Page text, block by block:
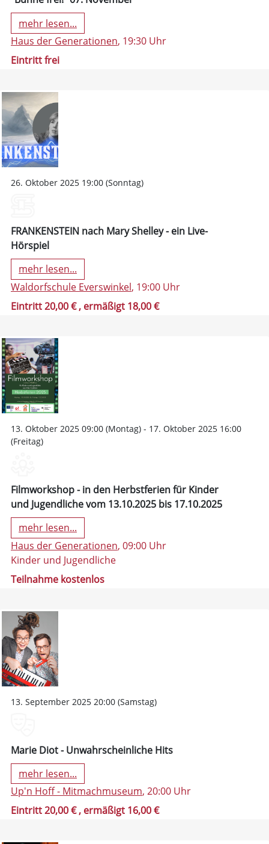
mehr lesen...
Haus der Generationen, 19:30 Uhr
Eintritt frei
26. Oktober 2025 19:00 (Sonntag)
FRANKENSTEIN nach Mary Shelley - ein Live-
Hörspiel
mehr lesen...
Waldorfschule Everswinkel, 19:00 Uhr
Eintritt 20,00 €, ermäßigt 18,00 €
13. Oktober 2025 09:00 (Montag) - 17. Oktober 2025 16:00
(Freitag)
Filmworkshop - in den Herbstferien für Kinder
und Jugendliche vom 13.10.2025 bis 17.10.2025
mehr lesen...
Haus der Generationen, 09:00 Uhr
Kinder und Jugendliche
Teilnahme kostenlos
13. September 2025 20:00 (Samstag)
Marie Diot - Unwahrscheinliche Hits
mehr lesen...
Up'n Hoff - Mitmachmuseum, 20:00 Uhr
Eintritt 20,00 €, ermäßigt 16,00 €